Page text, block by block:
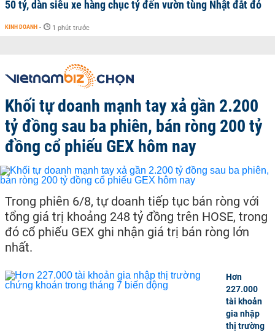
50 tỷ, dàn siêu xe hàng chục tỷ đến vườn tùng Nhật đắt đỏ
KINH DOANH - 1 phút trước
Khối tự doanh mạnh tay xả gần 2.200
tỷ đồng sau ba phiên, bán ròng 200 tỷ
đồng cổ phiếu GEX hôm nay
Trong phiên 6/8, tự doanh tiếp tục bán ròng với
tổng giá trị khoảng 248 tỷ đồng trên HOSE, trong
đó cổ phiếu GEX ghi nhận giá trị bán ròng lớn
nhất.
Hơn
227.000
tài khoản
gia nhập
thị trường